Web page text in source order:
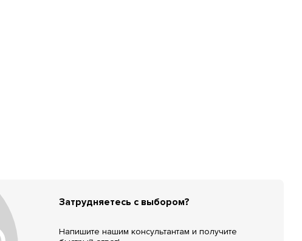
Затрудняетесь с выбором?
Напишите нашим консультантам и получите